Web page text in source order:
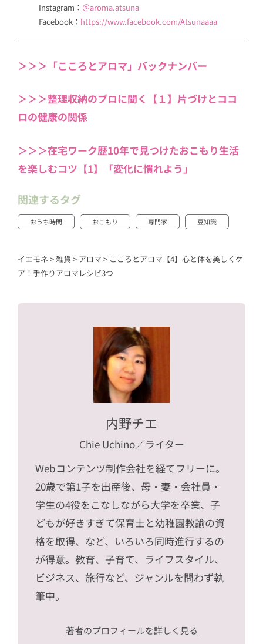
Instagram： ＠aroma.atsuna
Facebook： https://www.facebook.com/Atsunaaaa
＞＞＞「こころとアロマ」バックナンバー
＞＞＞整理収納のプロに聞く【１】片づけとココ
ロの健康の関係
＞＞＞在宅ワーク歴10年で見つけたおこもり生活
を楽しむコツ【1】「変化に慣れよう」
関連するタグ
おうち時間 おこもり 専門家 豆知識
イエモネ >雑貨 > アロマ > こころとアロマ【4】心と体を美しくケ
ア！手作りアロマレシピ3つ
内野チエ
Chie Uchino／ライター
Webコンテンツ制作会社を経てフリーに。
20歳で第1子を出産後、母・妻・会社員・
学生の4役をこなしながら大学を卒業、子
どもが好きすぎて保育士と幼稚園教諭の資
格を取得、など、いろいろ同時進行するの
が得意。教育、子育て、ライフスタイル、
ビジネス、旅行など、ジャンルを問わず執
筆中。
著者のプロフィールを詳しく見る